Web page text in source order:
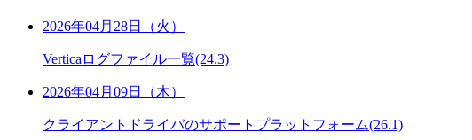
2026年04月28日（火）
Verticaログファイル一覧(24.3)
2026年04月09日（木）
クライアントドライバのサポートプラットフォーム(26.1)